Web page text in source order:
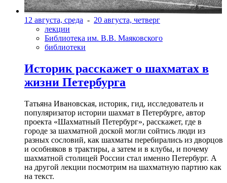
12 августа, среда - 20 августа, четверг
лекции
Библиотека им. В.В. Маяковского
библиотеки
Историк расскажет о шахматах в
жизни Петербурга
Татьяна Ивановская, историк, гид, исследователь и
популяризатор истории шахмат в Петербурге, автор
проекта «Шахматный Петербург», расскажет, где в
городе за шахматной доской могли сойтись люди из
разных сословий, как шахматы перебирались из дворцов
и особняков в трактиры, а затем и в клубы, и почему
шахматной столицей России стал именно Петербург. А
на другой лекции посмотрим на шахматную партию как
на текст.